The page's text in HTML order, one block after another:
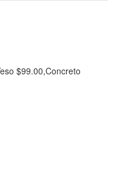
$99.00,Concreto